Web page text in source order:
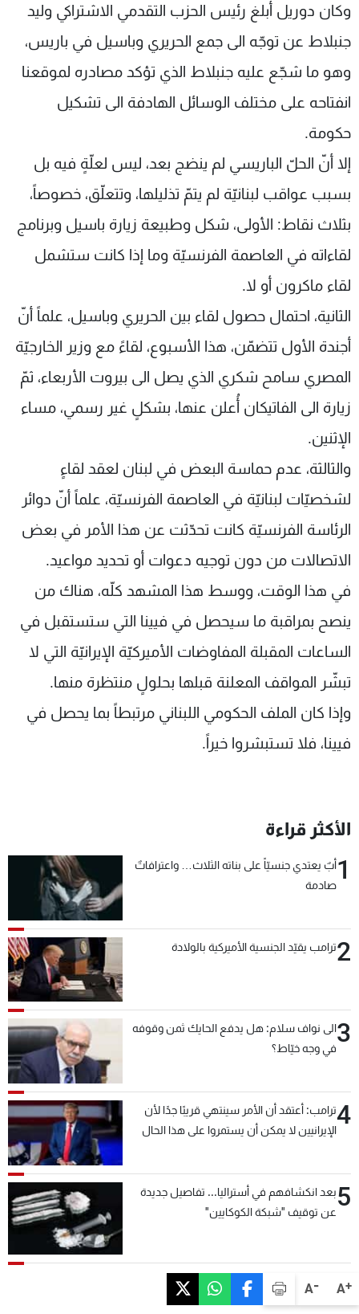
A+
A-
وكان دوريل أبلغ رئيس الحزب التقدمي الاشتراكي وليد
جنبلاط عن توجّه الى جمع الحريري وباسيل في باريس،
وهو ما شجّع عليه جنبلاط الذي تؤكد مصادره لموقعنا
انفتاحه على مختلف الوسائل الهادفة الى تشكيل
حكومة.
إلا أنّ الحلّ الباريسي لم ينضج بعد، ليس لعلّةٍ فيه بل
بسبب عواقب لبنانيّة لم يتمّ تذليلها، وتتعلّق، خصوصاً،
بثلاث نقاط: الأولى، شكل وطبيعة زيارة باسيل وبرنامج
لقاءاته في العاصمة الفرنسيّة وما إذا كانت ستشمل
لقاء ماكرون أو لا.
الثانية، احتمال حصول لقاء بين الحريري وباسيل، علماً أنّ
أجندة الأول تتضمّن، هذا الأسبوع، لقاءً مع وزير الخارجيّة
المصري سامح شكري الذي يصل الى بيروت الأربعاء، ثمّ
زيارة الى الفاتيكان أُعلن عنها، بشكلٍ غير رسمي، مساء
الإثنين.
والثالثة، عدم حماسة البعض في لبنان لعقد لقاءٍ
لشخصيّات لبنانيّة في العاصمة الفرنسيّة، علماً أنّ دوائر
الرئاسة الفرنسيّة كانت تحدّثت عن هذا الأمر في بعض
الاتصالات من دون توجيه دعوات أو تحديد مواعيد.
في هذا الوقت، ووسط هذا المشهد كلّه، هناك من
ينصح بمراقبة ما سيحصل في فيينا التي ستستقبل في
الساعات المقبلة المفاوضات الأميركيّة الإيرانيّة التي لا
تبشّر المواقف المعلنة قبلها بحلولٍ منتظرة منها.
وإذا كان الملف الحكومي اللبناني مرتبطاً بما يحصل في
فيينا، فلا تستبشروا خيراً.
الأكثر قراءة
1أبٌ يعتدي جنسيّاً على بناته الثلاث… واعترافاتٌ
صادمة
2ترامب يقيّد الجنسية الأميركية بالولادة
3الى نواف سلام: هل يدفع الحايك ثمن وقوفه
في وجه خيّاط؟
4ترامب: أعتقد أن الأمر سينتهي قريبًا جدًا لأن
الإيرانيين لا يمكن أن يستمروا على هذا الحال
5بعد انكشافهم في أستراليا... تفاصيل جديدة
عن توقيف "شبكة الكوكايين"